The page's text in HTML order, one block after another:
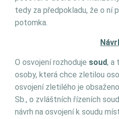
tedy za předpokladu, že o ní
potomka.
O osvojení rozhoduje soud, a
osoby, která chce zletilou
osvojení zletilého je
Sb., o zvláštních řízeních
návrh na osvojení k soudu